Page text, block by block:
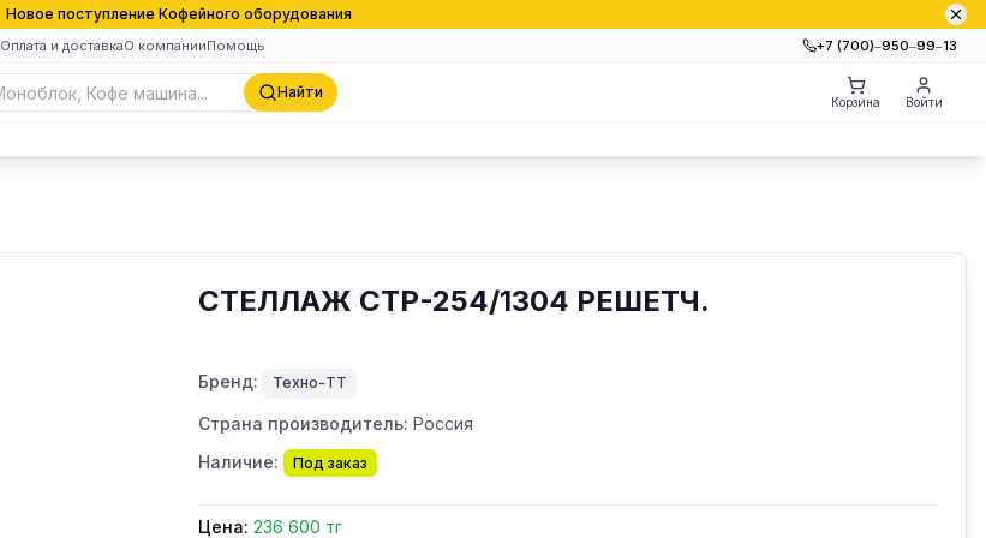
Новое поступление Кофейного оборудования
Оплата и доставкаО компанииПомощь +7 (700)‒950‒99‒13
Найти
Корзина Войти
СТЕЛЛАЖ СТР-254/1304 РЕШЕТЧ.
Бренд: Техно-ТТ
Страна производитель: Россия
Наличие:
Под заказ
Цена: 236 600 тг